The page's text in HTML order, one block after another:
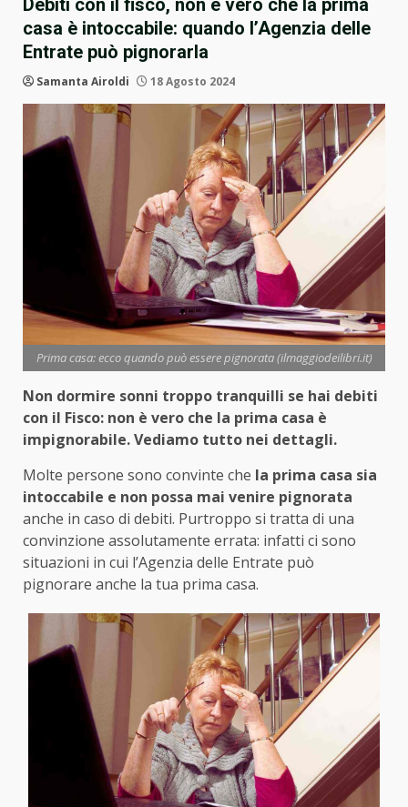
Debiti con il fisco, non è vero che la prima
casa è intoccabile: quando l’Agenzia delle
Entrate può pignorarla
Samanta Airoldi 18 Agosto 2024
Prima casa: ecco quando può essere pignorata (ilmaggiodeilibri.it)
Non dormire sonni troppo tranquilli se hai debiti
con il Fisco: non è vero che la prima casa è
impignorabile. Vediamo tutto nei dettagli.
Molte persone sono convinte che la prima casa sia
intoccabile e non possa mai venire pignorata
anche in caso di debiti. Purtroppo si tratta di una
convinzione assolutamente errata: infatti ci sono
situazioni in cui l’Agenzia delle Entrate può
pignorare anche la tua prima casa.